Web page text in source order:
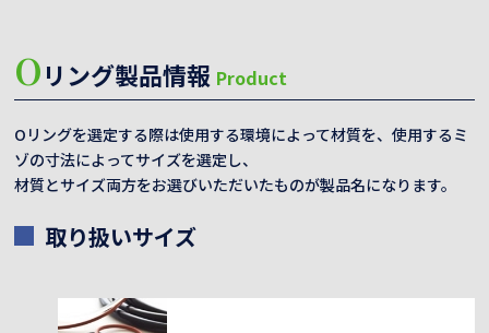
Oリング製品情報 Product
Oリングを選定する際は使用する環境によって材質を、使用するミ
ゾの寸法によってサイズを選定し、
材質とサイズ両方をお選びいただいたものが製品名になります。
取り扱いサイズ